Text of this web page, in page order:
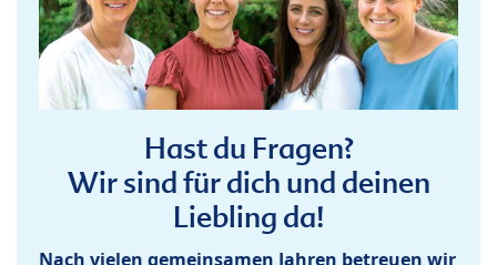
Hast du Fragen?
Wir sind für dich und deinen
Liebling da!
Nach vielen gemeinsamen Jahren betreuen wir